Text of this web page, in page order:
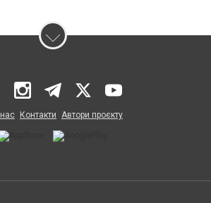
Контакти Автори проєкту